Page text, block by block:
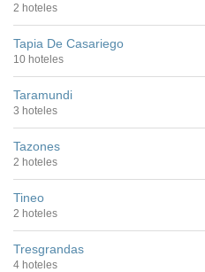
2 hoteles
Tapia De Casariego
10 hoteles
Taramundi
3 hoteles
Tazones
2 hoteles
Tineo
2 hoteles
Tresgrandas
4 hoteles